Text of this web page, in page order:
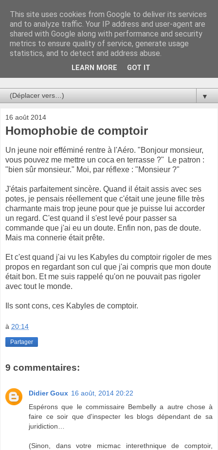
Au bistro !
La connerie étant le seul chemin susceptible de nous faire
entrevoir une parcelle de vérité, utilisons la par des moyens
de communication efficaces. Le temps qu'on remplisse nos
▼
16 août 2014
Homophobie de comptoir
Un jeune noir efféminé rentre à l'Aéro. "Bonjour monsieur,
vous pouvez me mettre un coca en terrasse ?" Le patron :
"bien sûr monsieur." Moi, par réflexe : "Monsieur ?"
J'étais parfaitement sincère. Quand il était assis avec ses
potes, je pensais réellement que c'était une jeune fille très
charmante mais trop jeune pour que je puisse lui accorder
un regard. C'est quand il s'est levé pour passer sa
commande que j'ai eu un doute. Enfin non, pas de doute.
Mais ma connerie était prête.
Et c'est quand j'ai vu les Kabyles du comptoir rigoler de mes
propos en regardant son cul que j'ai compris que mon doute
était bon. Et me suis rappelé qu'on ne pouvait pas rigoler
avec tout le monde.
Ils sont cons, ces Kabyles de comptoir.
à 20:14
Partager
9 commentaires:
Didier Goux 16 août, 2014 20:22
Espérons que le commissaire Bembelly a autre chose à
faire ce soir que d'inspecter les blogs dépendant de sa
juridiction…
(Sinon, dans votre micmac interethnique de comptoir,
This site uses cookies from Google to deliver its services
and to analyze traffic. Your IP address and user-agent are
shared with Google along with performance and security
metrics to ensure quality of service, generate usage
statistics, and to detect and address abuse.
LEARN MORE GOT IT